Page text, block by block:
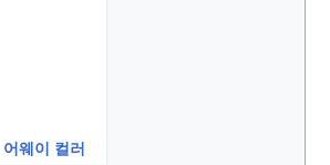
어웨이 컬러